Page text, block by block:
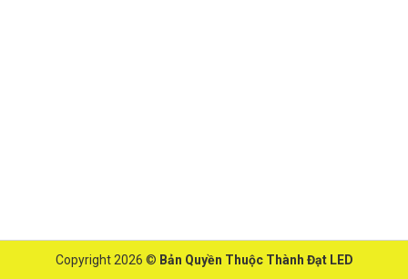
Copyright 2026 © Bản Quyền Thuộc Thành Đạt LED